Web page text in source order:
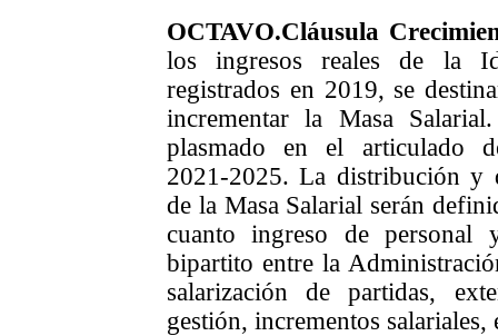
OCTAVO.Cláusula
los ingresos reales de la
registrados en 2019, se
incrementar la Masa
plasmado en el articulado
2021-2025.La distribución y
de la Masa Salarial serán
cuanto ingreso de
bipartito entre la
salarización de partidas,
gestión, incrementos salariales,